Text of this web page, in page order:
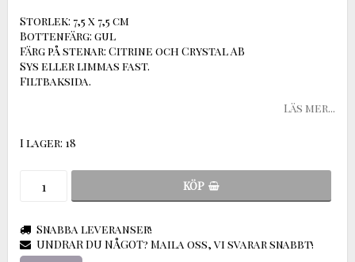
Storlek: 7,5 x 7,5 cm
Bottenfärg: gul
Färg på stenar: Citrine och Crystal AB
Sys eller limmas fast.
Filtbaksida.
Läs mer...
I lager: 18
KÖP
Snabba leveranser!
UNDRAR DU NÅGOT? Maila oss, vi svarar snabbt!